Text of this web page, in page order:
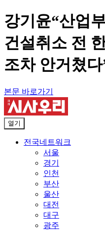
강기윤“산업
건설취소 전
조차 안거쳤
본문 바로가기
열기
전국네트워크
서울
경기
인천
부산
울산
대전
대구
광주